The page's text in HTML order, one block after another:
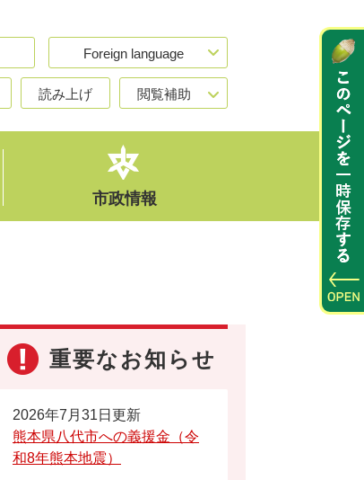
Foreign language
読み上げ 閲覧補助
市政情報
重要なお知らせ
2026年7月31日更新
熊本県八代市への義援金（令
和8年熊本地震）